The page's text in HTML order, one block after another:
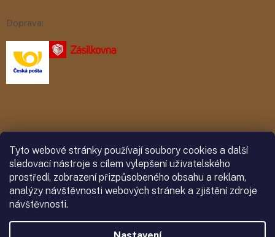
Tyto webové stránky používají soubory cookies a další
sledovací nástroje s cílem vylepšení uživatelského
prostředí, zobrazení přizpůsobeného obsahu a reklam,
analýzy návštěvnosti webových stránek a zjištění zdroje
návštěvnosti.
Doprava: